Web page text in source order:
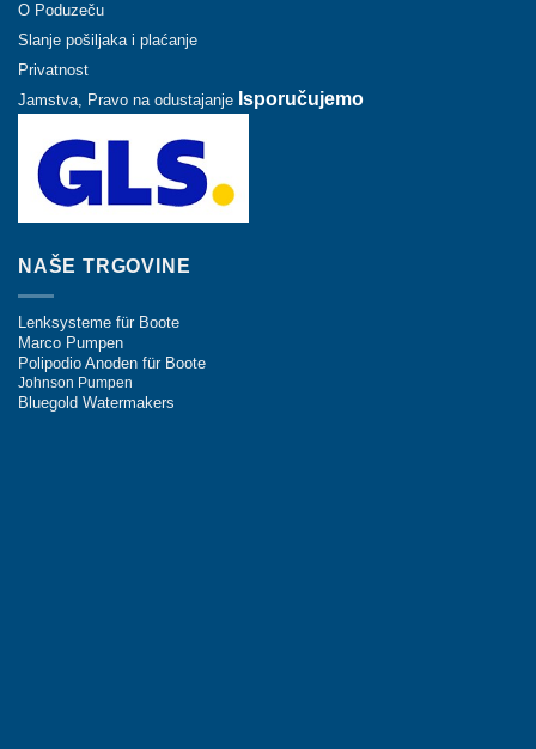
O Poduzeču
Slanje pošiljaka i plaćanje
Privatnost
Jamstva, Pravo na odustajanje Isporučujemo
NAŠE TRGOVINE
Lenksysteme für Boote
Marco Pumpen
Polipodio Anoden für Boote
Johnson Pumpen
Bluegold Watermakers